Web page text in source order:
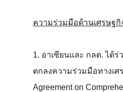
ความร่วมมือด้านเศรษฐกิ
1. อาเซียนและ กลต. ได้
ตกลงความร่วมมือทางเศ
Agreement on